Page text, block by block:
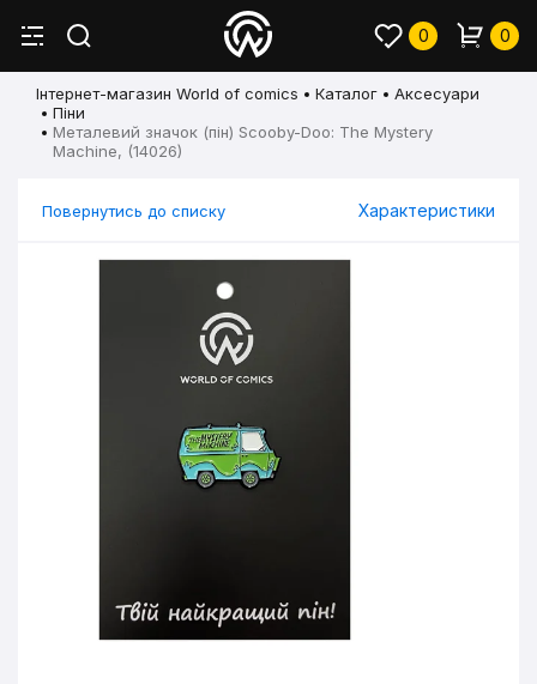
0 0
Інтернет-магазин World of comics Каталог
Аксесуари
Піни
Металевий значок (пін) Scooby-Doo: The Mystery
Machine, (14026)
Повернутись до списку Характеристики